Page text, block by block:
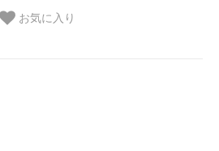
お気に入り